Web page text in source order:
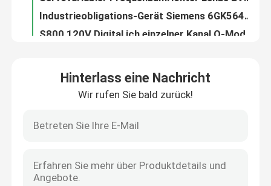
Wechselstromservoverstärker
Hinterlass eine Nachricht
Wir rufen Sie bald zurück!